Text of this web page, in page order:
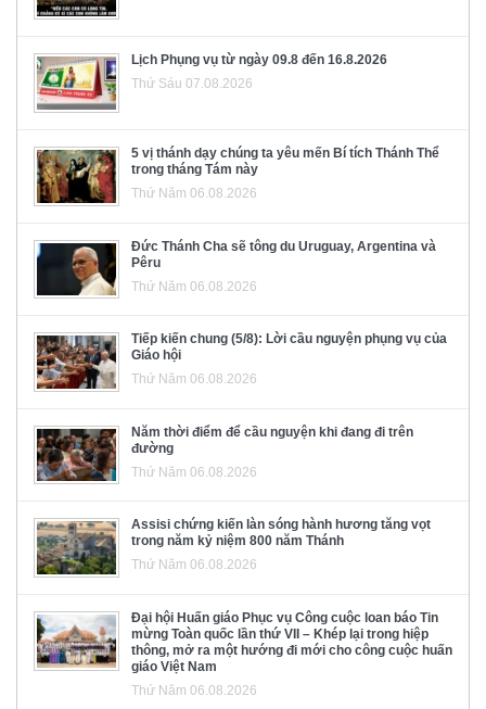
Lịch Phụng vụ từ ngày 09.8 đến 16.8.2026
Thứ Sáu 07.08.2026
5 vị thánh dạy chúng ta yêu mến Bí tích Thánh Thể
trong tháng Tám này
Thứ Năm 06.08.2026
Đức Thánh Cha sẽ tông du Uruguay, Argentina và
Pêru
Thứ Năm 06.08.2026
Tiếp kiến chung (5/8): Lời cầu nguyện phụng vụ của
Giáo hội
Thứ Năm 06.08.2026
Năm thời điểm để cầu nguyện khi đang đi trên
đường
Thứ Năm 06.08.2026
Assisi chứng kiến làn sóng hành hương tăng vọt
trong năm kỷ niệm 800 năm Thánh
Thứ Năm 06.08.2026
Đại hội Huấn giáo Phục vụ Công cuộc loan báo Tin
mừng Toàn quốc lần thứ VII – Khép lại trong hiệp
thông, mở ra một hướng đi mới cho công cuộc huấn
giáo Việt Nam
Thứ Năm 06.08.2026